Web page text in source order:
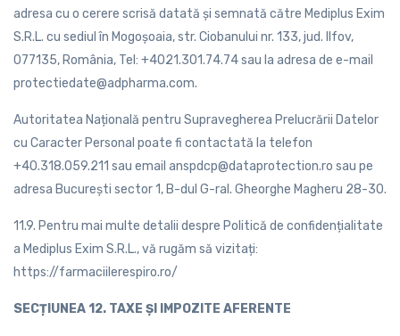
adresa cu o cerere scrisă datată și semnată către Mediplus Exim
S.R.L. cu sediul în Mogoșoaia, str. Ciobanului nr. 133, jud. Ilfov,
077135, România, Tel: +4021.301.74.74 sau la adresa de e-mail
protectiedate@adpharma.com.
Autoritatea Națională pentru Supravegherea Prelucrării Datelor
cu Caracter Personal poate fi contactată la telefon
+40.318.059.211 sau email anspdcp@dataprotection.ro sau pe
adresa București sector 1, B-dul G-ral. Gheorghe Magheru 28-30.
11.9. Pentru mai multe detalii despre Politică de confidențialitate
a Mediplus Exim S.R.L., vă rugăm să vizitați:
https://farmaciilerespiro.ro/
SECȚIUNEA 12. TAXE ȘI IMPOZITE AFERENTE